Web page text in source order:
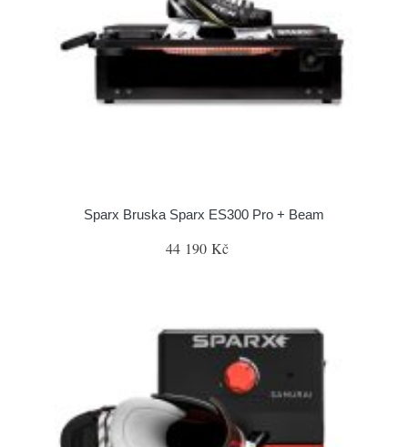
Sparx Bruska Sparx ES300 Pro + Beam
44 190 Kč